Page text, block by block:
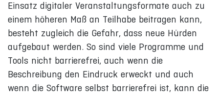
Einsatz digitaler Veranstaltungsformate auch zu
einem höheren Maß an Teilhabe beitragen kann,
besteht zugleich die Gefahr, dass neue Hürden
aufgebaut werden. So sind viele Programme und
Tools nicht barrierefrei, auch wenn die
Beschreibung den Eindruck erweckt und auch
wenn die Software selbst barrierefrei ist, kann die